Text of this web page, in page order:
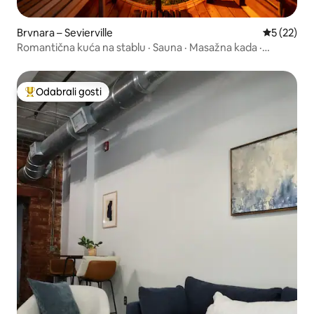
Brvnara – Sevierville Prosječna
5 (22)
Romantična kuća na stablu · Sauna · Masažna kada ·
Među najviše rangiranima s oznakom „Odabrali gosti”
Odabrali gosti